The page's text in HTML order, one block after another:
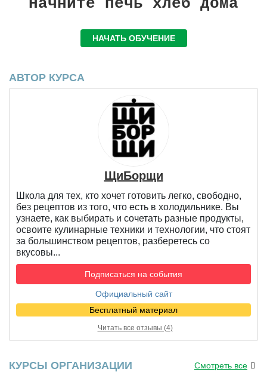
НАЧАТЬ ОБУЧЕНИЕ
АВТОР КУРСА
ЩиБорщи
Школа для тех, кто хочет готовить легко, свободно,
без рецептов из того, что есть в холодильнике. Вы
узнаете, как выбирать и сочетать разные продукты,
освоите кулинарные техники и технологии, что стоят
за большинством рецептов, разберетесь со
вкусовы...
Подписаться на события
Официальный сайт
Бесплатный материал
Читать все отзывы (4)
КУРСЫ ОРГАНИЗАЦИИ Смотреть все